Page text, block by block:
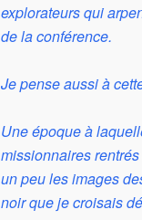
explorateurs qui
de la conférence.
Je pense aussi à
Une époque à
missionnaires
un peu les images
noir que je croisais